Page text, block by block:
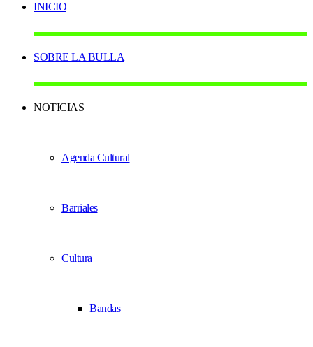
INICIO
SOBRE LA BULLA
NOTICIAS
Agenda Cultural
Barriales
Cultura
Bandas